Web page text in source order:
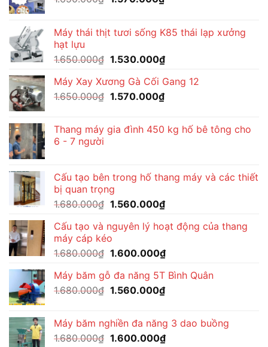
1.650.000₫.là:
Máy thái thịt tươi sống K85 thái lạp xưởng
hạt lựu
1.650.000₫ Giá
là:
1.650.000₫.
1.530.000₫Giá
tại
là:
Máy Xay Xương Gà Cối Gang 12
1.650.000₫ Giá
1.650.000₫.
1.570.000₫Giá
là:
Thang máy gia đình 450 kg hố bê tông cho
6 - 7 người
Cấu tạo bên trong hố thang máy và các thiết
bị quan trọng
1.680.000₫ Giá
là:
1.680.000₫.
1.560.000₫Giá
tại
1.560.000₫.
Cấu tạo và nguyên lý hoạt động của thang
máy cáp kéo
1.680.000₫ Giá
là:
1.680.000₫.
1.600.000₫Giá
tại
là:
Máy băm gỗ đa năng 5T Bình Quân
1.680.000₫ Giá
1.680.000₫.
1.560.000₫Giá
là:
1.560.000₫.
Máy băm nghiền đa năng 3 dao buồng
1.680.000₫ Giá
1.600.000₫Giá